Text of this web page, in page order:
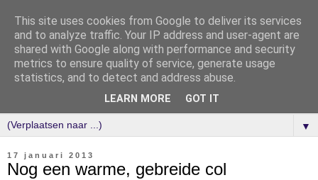
▼
17 januari 2013
Nog een warme, gebreide col
This site uses cookies from Google to deliver its services
and to analyze traffic. Your IP address and user-agent are
shared with Google along with performance and security
metrics to ensure quality of service, generate usage
statistics, and to detect and address abuse.
LEARN MORE GOT IT